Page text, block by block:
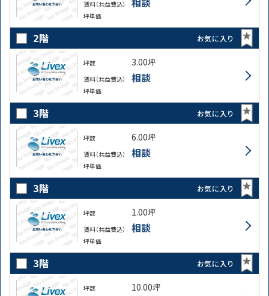
住所
から探す
条件を絞り込む
賃料（共益費込）
坪単価
2階 お気に入り
坪数 3.00坪
賃料（共益費込） 相談
坪単価
3階 お気に入り
坪数 6.00坪
賃料（共益費込） 相談
坪単価
3階 お気に入り
坪数 1.00坪
賃料（共益費込） 相談
坪単価
3階 お気に入り
坪数 10.00坪